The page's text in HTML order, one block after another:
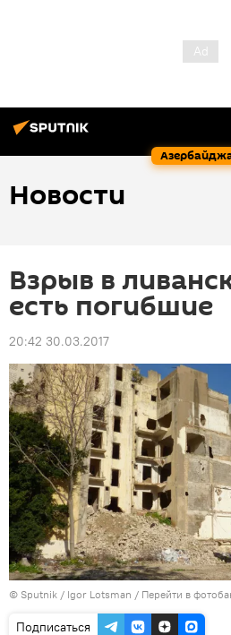
Новости
Взрыв в
есть погибшие
20:42 30.03.2017
© Sputnik / Igor Lotsman / Перейти в
Подписаться